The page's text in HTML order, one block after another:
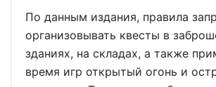
По данным издания, правила
организовывать квесты в
зданиях, на складах, а также
время игр открытый огонь и